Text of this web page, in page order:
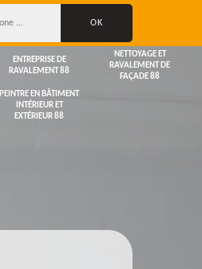
ENTREPRISE DE
RAVALEMENT 88
NETTOYAGE ET
RAVALEMENT DE
FAÇADE 88
PEINTRE EN BÂTIMENT
INTÉRIEUR ET
EXTÉRIEUR 88